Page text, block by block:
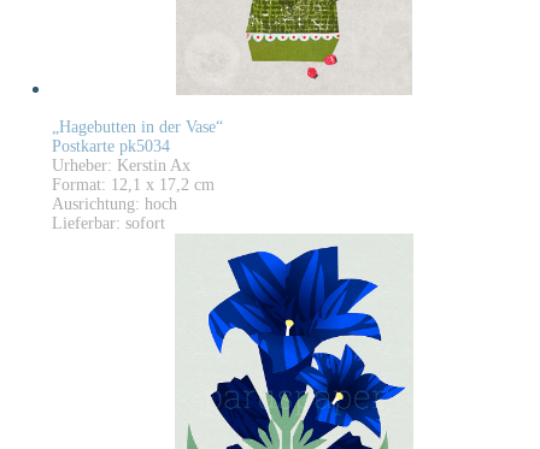
„Hagebutten in der Vase“
Postkarte pk5034
Urheber: Kerstin Ax
Format: 12,1 x 17,2 cm
Ausrichtung: hoch
Lieferbar: sofort